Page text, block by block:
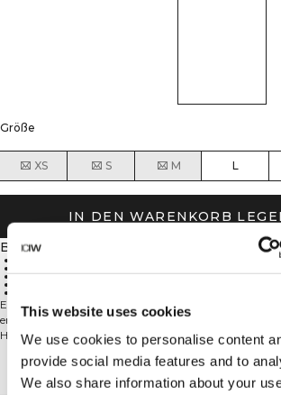
This website uses cookies
We use cookies to personalise content
provide social media features and to
We also share information about your
Größe
XS S M L
IN DEN WARENKORB
Beschreibung
SWEATTECH™
Entworfen mit hohem Kragen und Reißverschluss
enganliegende, nahtlose Oberteil ein schlankes,
Hergestellt aus einer Mischung aus 92% Polyamid und
über einen Vierwege-Stretch und SWEATTECH™-
trocken und komfortabel hält. Perfekt zum Schichten
Tragen während des Trainings, beim Aufwärmen
Technical Aspects